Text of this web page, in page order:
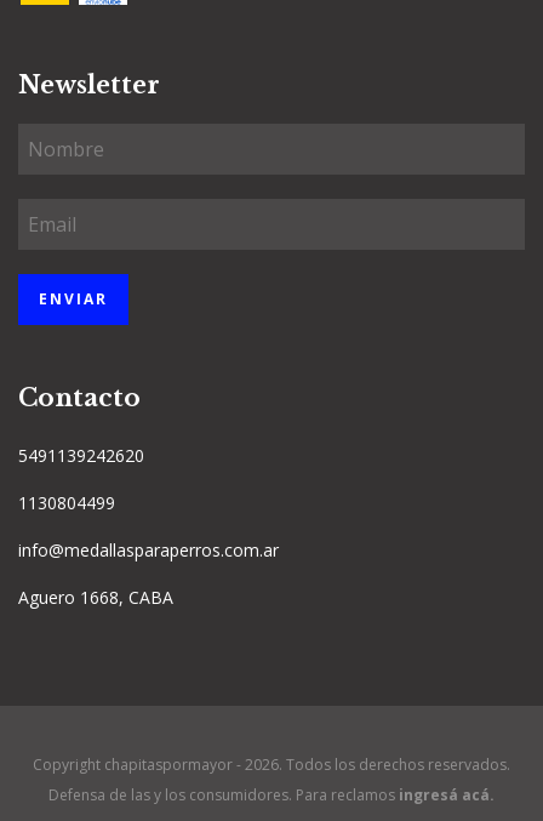
Newsletter
Contacto
5491139242620
1130804499
info@medallasparaperros.com.ar
Aguero 1668, CABA
Copyright chapitaspormayor - 2026. Todos los derechos reservados.
Defensa de las y los consumidores. Para reclamos ingresá acá.